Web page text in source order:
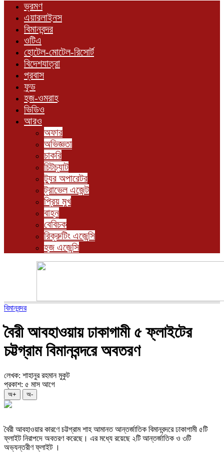
ভ্রমণ
এয়ারলাইনস
বিমানবন্দর
ওটিএ
হোটেল-মোটেল-রিসোর্ট
বিদেশযাত্রা
প্রবাস
ফুড
হজ-ওমরাহ
ভিডিও
আরও
অফার
অভিজ্ঞতা
চাকরি
চিটচ্যাট
ট্যুর অপারেটর
ট্রাভেল এজেন্ট
প্রিয় মুখ
বাহন
বেবিচক
রিক্রুটিং এজেন্সি
হজ এজেন্সি
বিমানবন্দর
বৈরী আবহাওয়ায় ঢাকাগামী ৫ ফ্লাইটের
চট্টগ্রাম বিমানবন্দরে অবতরণ
লেখক: শাহানুর রহমান মুকুট
প্রকাশ: ৫ মাস আগে
অ+ অ-
বৈরী আবহাওয়ার কারণে চট্টগ্রাম শাহ আমানত আন্তর্জাতিক বিমানবন্দরে ঢাকাগামী ৫টি
ফ্লাইট নিরাপদে অবতরণ করেছে। এর মধ্যে রয়েছে ২টি আন্তর্জাতিক ও ৩টি
অভ্যন্তরীণ ফ্লাইট ।